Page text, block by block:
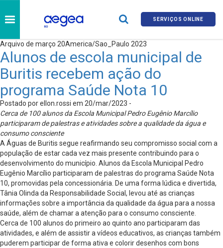
SERVIÇOS ONLINE
Arquivo de março 20America/Sao_Paulo 2023
Alunos de escola municipal de
Buritis recebem ação do
programa Saúde Nota 10
Postado por ellon.rossi em 20/mar/2023 -
Cerca de 100 alunos da Escola Municipal Pedro Eugênio Marcílio
participaram de palestras e atividades sobre a qualidade da água e
consumo consciente
A Águas de Buritis segue reafirmando seu compromisso social com a
população de estar cada vez mais presente contribuindo para o
desenvolvimento do município. Alunos da Escola Municipal Pedro
Eugênio Marcílio participaram de palestras do programa Saúde Nota
10, promovidas pela concessionária. De uma forma lúdica e divertida,
Tânia Olinda da Responsabilidade Social, levou até as crianças
informações sobre a importância da qualidade da água para a nossa
saúde, além de chamar a atenção para o consumo consciente.
Cerca de 100 alunos do primeiro ao quinto ano participaram das
atividades, e além de assistir a vídeos educativos, as crianças também
puderem participar de forma ativa e colorir desenhos com bons